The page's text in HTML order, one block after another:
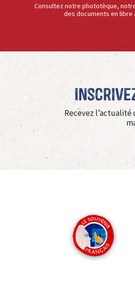
Consultez notre phototèque,
des documents en libre
Recevez